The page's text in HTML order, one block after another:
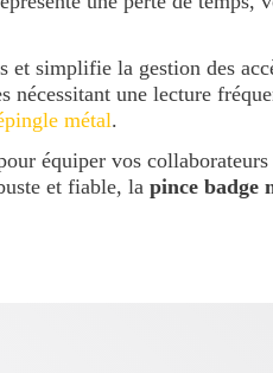
et simplifie la gestion des
nécessitant une lecture
métal.
équiper vos
et fiable, la pince badge